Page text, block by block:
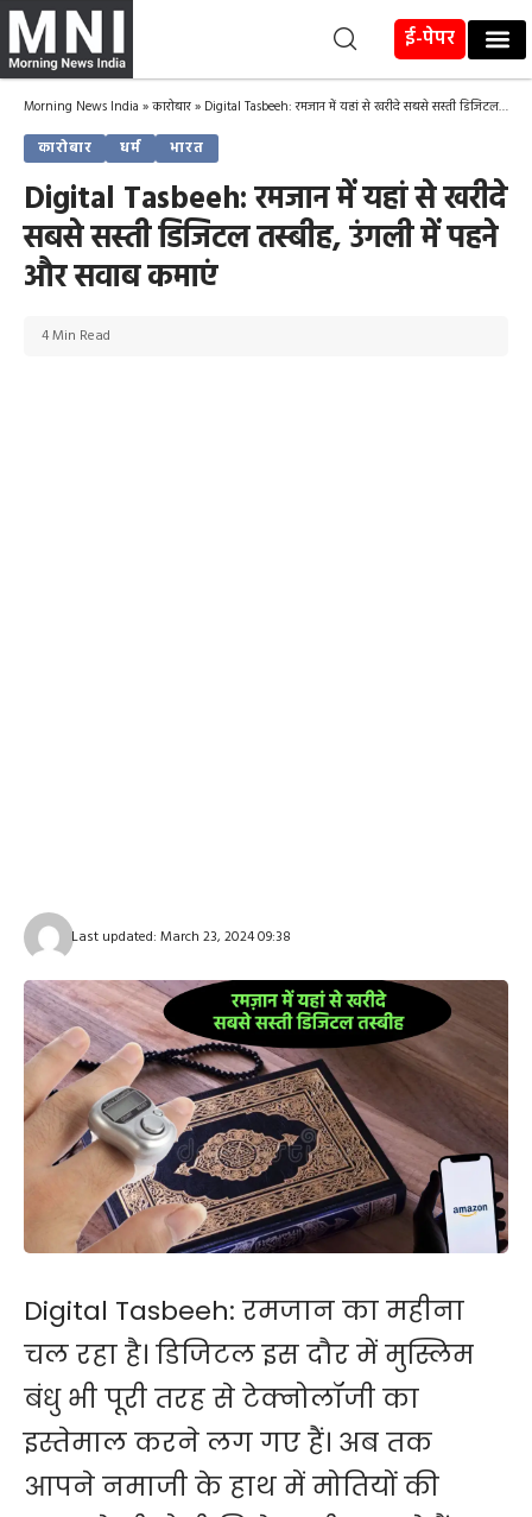
ई-पेपर
Morning News India »कारोबार» Digital Tasbeeh: रमजान में यहां से खरीदे सबसे सस्ती डिजिटल तस्बीह, उंगली में पहने और सवाब कमाएं
कारोबार धर्म भारत
Digital Tasbeeh: रमजान में यहां से खरीदे
सबसे सस्ती डिजिटल तस्बीह, उंगली में पहने
और सवाब कमाएं
Last updated: March 23, 2024 09:38
4 Min Read
Digital Tasbeeh: रमजान का महीना
चल रहा है। डिजिटल इस दौर में मुस्लिम
बंधु भी पूरी तरह से टेक्नोलॉजी का
इस्तेमाल करने लग गए हैं। अब तक
आपने नमाजी के हाथ में मोतियों की